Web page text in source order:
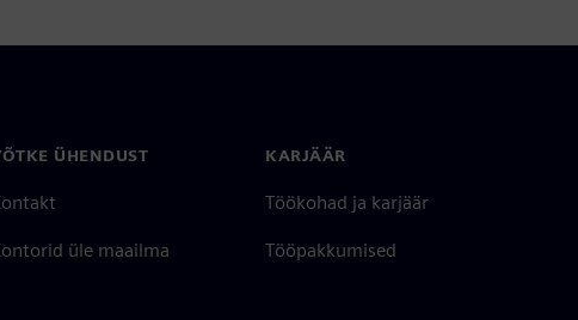
ÜHENDUST
üle maailma
KARJÄÄR
Töökohad ja karjäär
Tööpakkumised